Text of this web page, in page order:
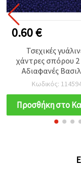
0.60 €
Τσεχικές
χάντρες σπόρου
Αδιαφανές
Μπλε, 15 γρ (~2050
Κωδικός:
Προσθήκη στο